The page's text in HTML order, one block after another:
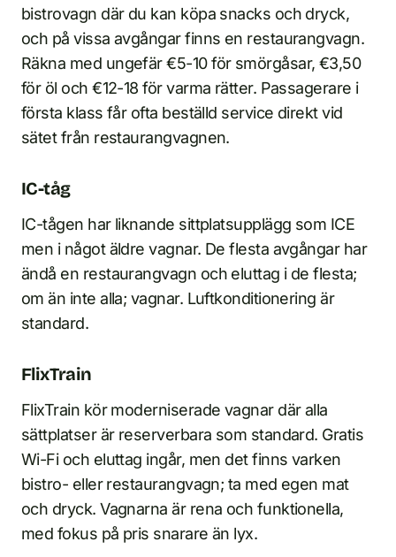
bistrovagn där du kan köpa snacks och dryck,
och på vissa avgångar finns en restaurangvagn.
Räkna med ungefär €5-10 för smörgåsar, €3,50
för öl och €12-18 för varma rätter. Passagerare i
första klass får ofta beställd service direkt vid
sätet från restaurangvagnen.
IC-tåg
IC-tågen har liknande sittplatsupplägg som ICE
men i något äldre vagnar. De flesta avgångar har
ändå en restaurangvagn och eluttag i de flesta;
om än inte alla; vagnar. Luftkonditionering är
standard.
FlixTrain
FlixTrain kör moderniserade vagnar där alla
sättplatser är reserverbara som standard. Gratis
Wi-Fi och eluttag ingår, men det finns varken
bistro- eller restaurangvagn; ta med egen mat
och dryck. Vagnarna är rena och funktionella,
med fokus på pris snarare än lyx.